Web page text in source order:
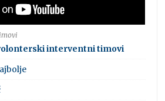
interventni timovi